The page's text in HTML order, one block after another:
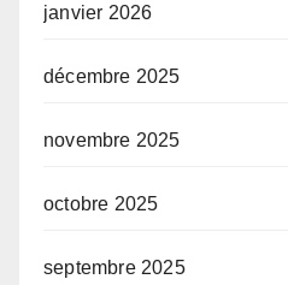
janvier 2026
décembre 2025
novembre 2025
octobre 2025
septembre 2025